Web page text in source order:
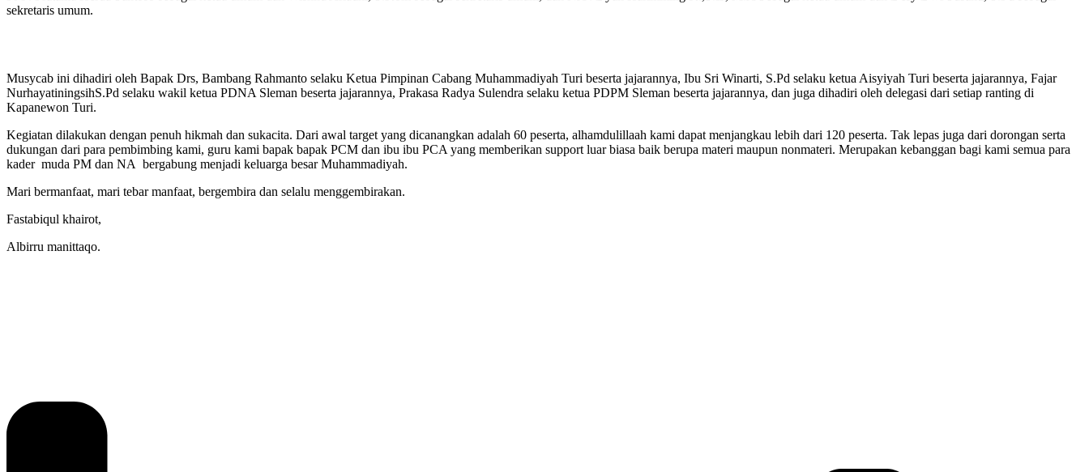
sekretaris umum.
Musycab ini dihadiri oleh Bapak Drs, Bambang Rahmanto selaku Ketua Pimpinan Cabang Muhammadiyah Turi beserta jajarannya, Ibu Sri Winarti, S.Pd selaku ketua Aisyiyah Turi beserta jajarannya, Fajar
NurhayatiningsihS.Pd selaku wakil ketua PDNA Sleman beserta jajarannya, Prakasa Radya Sulendra selaku ketua PDPM Sleman beserta jajarannya, dan juga dihadiri oleh delegasi dari setiap ranting di
Kapanewon Turi.
Kegiatan dilakukan dengan penuh hikmah dan sukacita. Dari awal target yang dicanangkan adalah 60 peserta, alhamdulillaah kami dapat menjangkau lebih dari 120 peserta. Tak lepas juga dari dorongan serta
dukungan dari para pembimbing kami, guru kami bapak bapak PCM dan ibu ibu PCA yang memberikan support luar biasa baik berupa materi maupun nonmateri. Merupakan kebanggan bagi kami semua para
kader muda PM dan NA bergabung menjadi keluarga besar Muhammadiyah.
Mari bermanfaat, mari tebar manfaat, bergembira dan selalu menggembirakan.
Fastabiqul khairot,
Albirru manittaqo.